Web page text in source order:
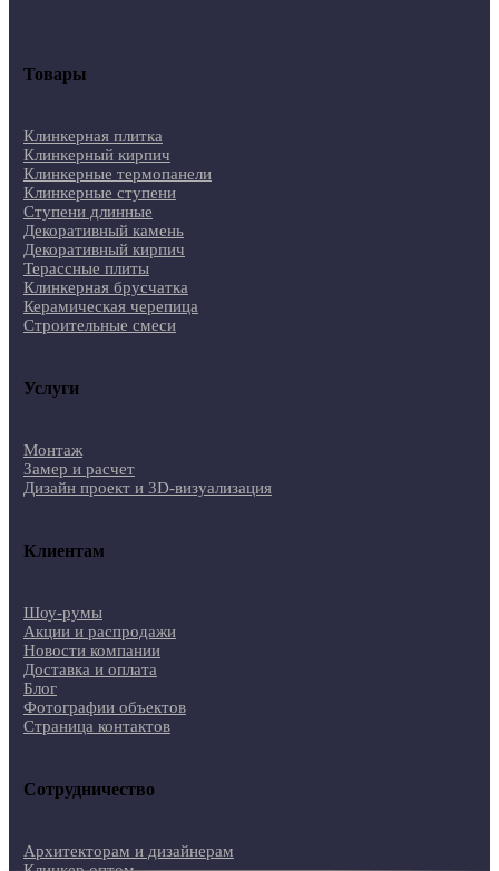
Товары
Клинкерная плитка
Клинкерный кирпич
Клинкерные термопанели
Клинкерные ступени
Ступени длинные
Декоративный камень
Декоративный кирпич
Терассные плиты
Клинкерная брусчатка
Керамическая черепица
Строительные смеси
Услуги
Монтаж
Замер и расчет
Дизайн проект и 3D-визуализация
Клиентам
Шоу-румы
Акции и распродажи
Новости компании
Доставка и оплата
Блог
Фотографии объектов
Страница контактов
Сотрудничество
Архитекторам и дизайнерам